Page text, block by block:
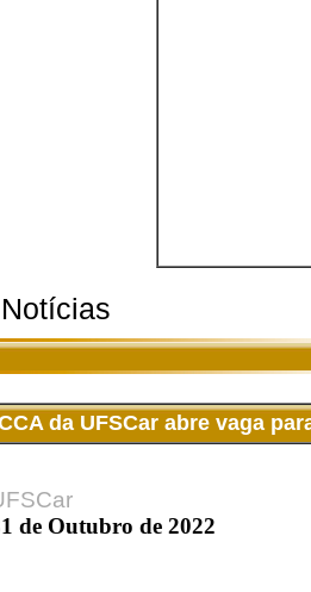
da UFSCar abre vaga
de Outubro de 2022